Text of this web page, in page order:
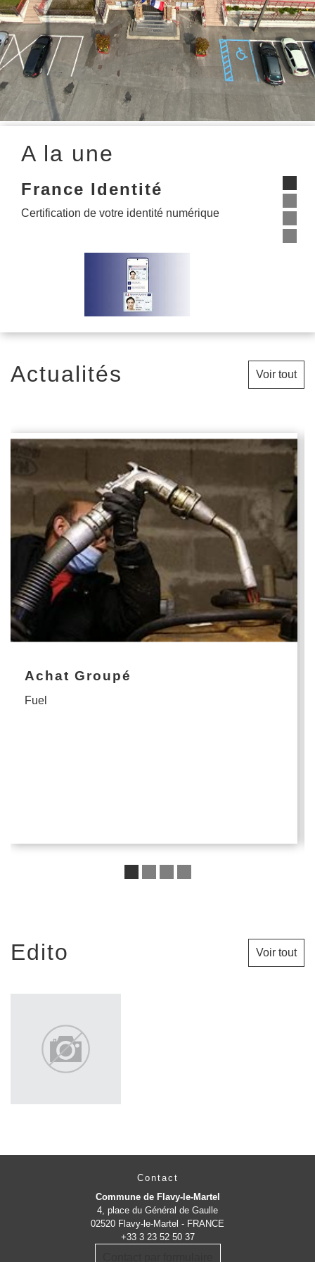
A la une
France Identité
Certification de votre identité numérique
Actualités Voir tout
Achat Groupé
Fuel
Edito Voir tout
Contact
Commune de Flavy-le-Martel
4, place du Général de Gaulle
02520 Flavy-le-Martel - FRANCE
+33 3 23 52 50 37